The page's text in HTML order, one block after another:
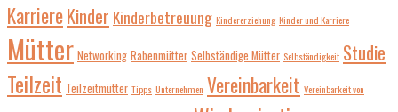
KarriereKinder Kinderbetreuung Kindererziehung Kinder und Karriere
Mütter Networking Rabenmütter Selbständige Mütter Selbständigkeit Studie
Teilzeit Teilzeitmütter Tipps Unternehmen Vereinbarkeit Vereinbarkeit von